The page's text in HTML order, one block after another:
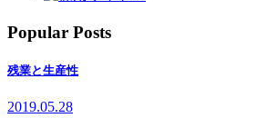
Popular Posts
残業と生産性
2019.05.28